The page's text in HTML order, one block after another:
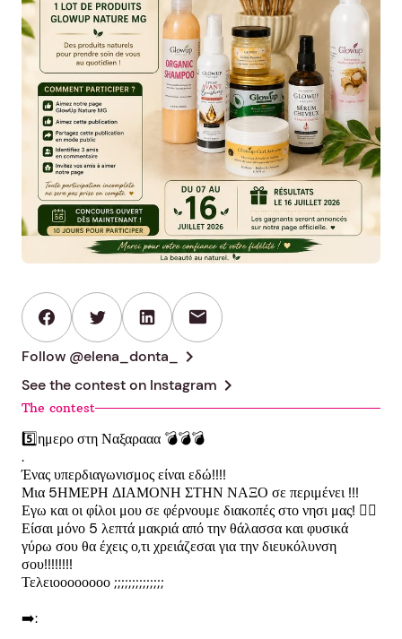
mail
Follow @elena_donta_ chevron_right
See the contest on Instagram chevron_right
The contest
5️⃣ημερο στη Ναξαρααα 💣💣💣
.
Ένας υπερδιαγωνισμος είναι εδώ!!!!
Μια 5ΗΜΕΡΗ ΔΙΑΜΟΝΗ ΣΤΗΝ ΝΑΞΟ σε περιμένει !!!
Εγω και οι φίλοι μου σε φέρνουμε διακοπές στο νησι μας! ❤️‍🔥
Είσαι μόνο 5 λεπτά μακριά από την θάλασσα και φυσικά
γύρω σου θα έχεις ο,τι χρειάζεσαι για την διευκόλυνση
σου!!!!!!!!
Τελειοοοοοοοο ;;;;;;;;;;;;;;
➡️: